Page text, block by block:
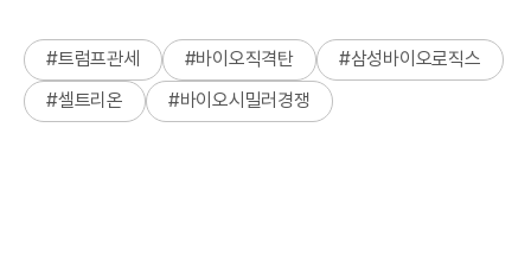
#트럼프관세 #바이오직격탄 #삼성바이오로직스
#셀트리온 #바이오시밀러경쟁